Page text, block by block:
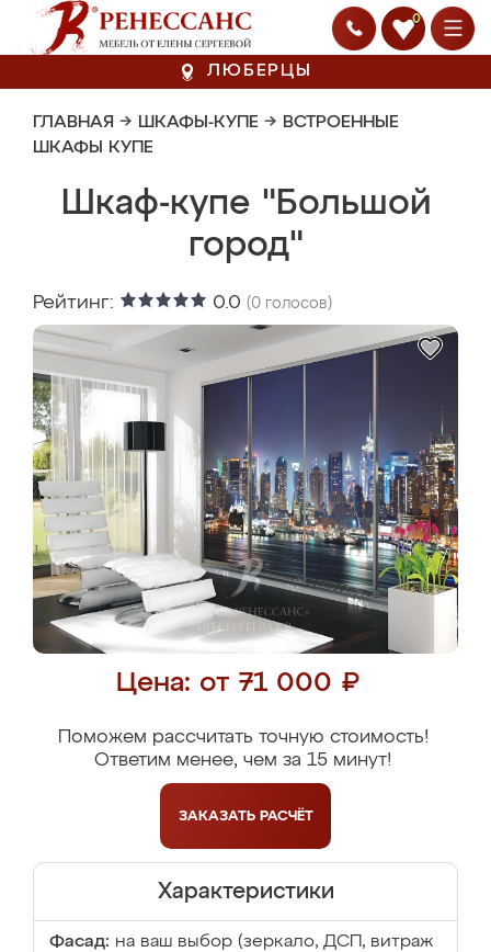
0
ЛЮБЕРЦЫ
ГЛАВНАЯ → ШКАФЫ-КУПЕ → ВСТРОЕННЫЕ
ШКАФЫ КУПЕ
Шкаф-купе "Большой
город"
Рейтинг: 0.0 (0 голосов)
Цена: от 71 000 ₽
Поможем рассчитать точную стоимость!
Ответим менее, чем за 15 минут!
ЗАКАЗАТЬ РАСЧЁТ
Характеристики
Фасад: на ваш выбор (зеркало, ДСП, витраж